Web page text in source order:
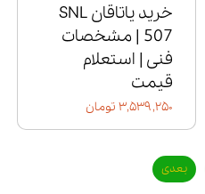
خرید یاتاقان SNL
507 | مشخصات
فنی | استعلام
قیمت
۳,۵۳۹,۲۵۰ تومان
بعدی